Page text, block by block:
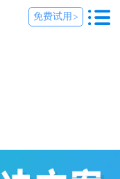
免费试用 >